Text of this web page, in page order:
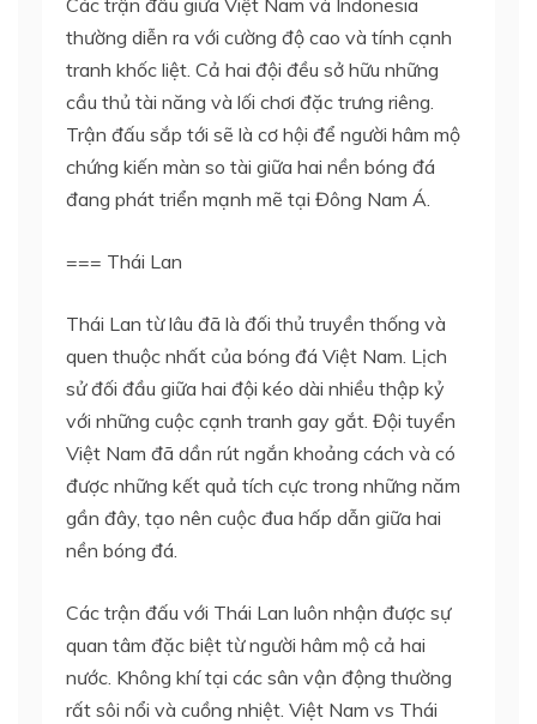
thường diễn ra với cường độ cao và tính cạnh
tranh khốc liệt. Cả hai đội đều sở hữu những
cầu thủ tài năng và lối chơi đặc trưng riêng.
Trận đấu sắp tới sẽ là cơ hội để người hâm mộ
chứng kiến màn so tài giữa hai nền bóng đá
đang phát triển mạnh mẽ tại Đông Nam Á.
=== Thái Lan
Thái Lan từ lâu đã là đối thủ truyền thống và
quen thuộc nhất của bóng đá Việt Nam. Lịch
sử đối đầu giữa hai đội kéo dài nhiều thập kỷ
với những cuộc cạnh tranh gay gắt. Đội tuyển
Việt Nam đã dần rút ngắn khoảng cách và có
được những kết quả tích cực trong những năm
gần đây, tạo nên cuộc đua hấp dẫn giữa hai
nền bóng đá.
Các trận đấu với Thái Lan luôn nhận được sự
quan tâm đặc biệt từ người hâm mộ cả hai
nước. Không khí tại các sân vận động thường
rất sôi nổi và cuồng nhiệt. Việt Nam vs Thái